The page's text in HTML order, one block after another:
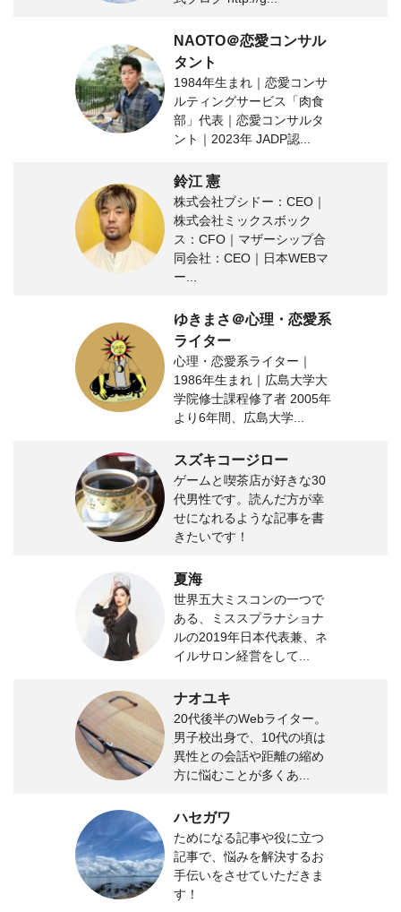
NAOTO＠恋愛コンサル
タント
1984年生まれ｜恋愛コンサ
ルティングサービス「肉食
部」代表｜恋愛コンサルタ
ント｜2023年 JADP認...
鈴江 憲
株式会社ブシドー：CEO｜
株式会社ミックスボック
ス：CFO｜マザーシップ合
同会社：CEO｜日本WEBマ
ー...
ゆきまさ＠心理・恋愛系
ライター
心理・恋愛系ライター｜
1986年生まれ｜広島大学大
学院修士課程修了者 2005年
より6年間、広島大学...
スズキコージロー
ゲームと喫茶店が好きな30
代男性です。読んだ方が幸
せになれるような記事を書
きたいです！
夏海
世界五大ミスコンの一つで
ある、ミススプラナショナ
ルの2019年日本代表兼、ネ
イルサロン経営をして...
ナオユキ
20代後半のWebライター。
男子校出身で、10代の頃は
異性との会話や距離の縮め
方に悩むことが多くあ...
ハセガワ
ためになる記事や役に立つ
記事で、悩みを解決するお
手伝いをさせていただきま
す！